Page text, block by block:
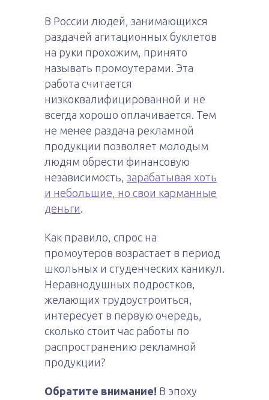
В России людей, занимающихся
раздачей агитационных буклетов
на руки прохожим, принято
называть промоутерами. Эта
работа считается
низкоквалифицированной и не
всегда хорошо оплачивается. Тем
не менее раздача рекламной
продукции позволяет молодым
людям обрести финансовую
независимость, зарабатывая хоть
и небольшие, но свои карманные
деньги.
Как правило, спрос на
промоутеров возрастает в период
школьных и студенческих каникул.
Неравнодушных подростков,
желающих трудоустроиться,
интересует в первую очередь,
сколько стоит час работы по
распространению рекламной
продукции?
Обратите внимание! В эпоху